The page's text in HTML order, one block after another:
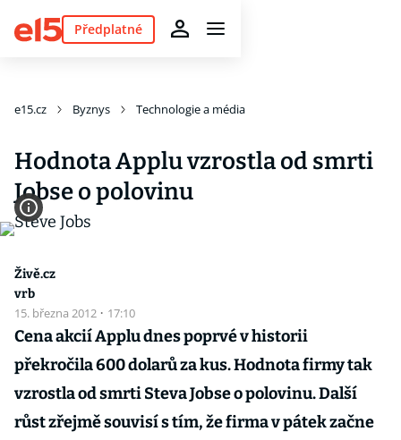
Předplatné
e15.cz Byznys Technologie a média
Hodnota Applu vzrostla od smrti
Jobse o polovinu
Živě.cz
vrb
15. března 2012 · 17:10
Cena akcií Applu dnes poprvé v historii
překročila 600 dolarů za kus. Hodnota firmy tak
vzrostla od smrti Steva Jobse o polovinu. Další
růst zřejmě souvisí s tím, že firma v pátek začne